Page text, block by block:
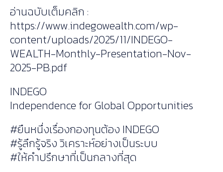
อ่านฉบับเต็มคลิก :
https://www.indegowealth.com/wp-
content/uploads/2025/11/INDEGO-
WEALTH-Monthly-Presentation-Nov-
2025-PB.pdf
INDEGO
Independence for Global Opportunities
#ยืนหนึ่งเรื่องกองทุนต้อง INDEGO
#รู้ลึกรู้จริง วิเคราะห์อย่างเป็นระบบ
#ให้คำปรึกษาที่เป็นกลางที่สุด